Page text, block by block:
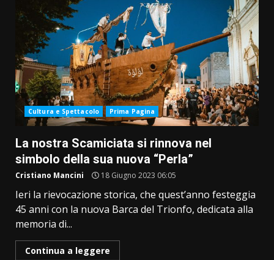
Cultura e Spettacolo Prima Pagina
La nostra Scamiciata si rinnova nel
simbolo della sua nuova “Perla”
Cristiano Mancini 18 Giugno 2023 06:05
Ieri la rievocazione storica, che quest’anno festeggia
45 anni con la nuova Barca del Trionfo, dedicata alla
memoria di...
Continua a leggere